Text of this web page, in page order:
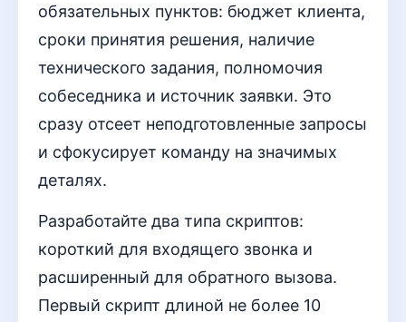
обязательных пунктов: бюджет клиента,
сроки принятия решения, наличие
технического задания, полномочия
собеседника и источник заявки. Это
сразу отсеет неподготовленные запросы
и сфокусирует команду на значимых
деталях.
Разработайте два типа скриптов:
короткий для входящего звонка и
расширенный для обратного вызова.
Первый скрипт длиной не более 10